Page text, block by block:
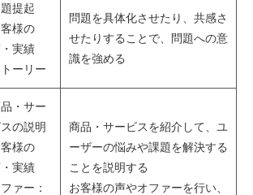
提起
様の
実績
ーリー
問題を具体化させたり、共感さ
せたりすることで、問題への意
識を強める
・サー
の説明
様の
実績
ァー：
商品・サービスを紹介して、ユ
ーザーの悩みや課題を解決する
ことを説明する
お客様の声やオファーを行い、